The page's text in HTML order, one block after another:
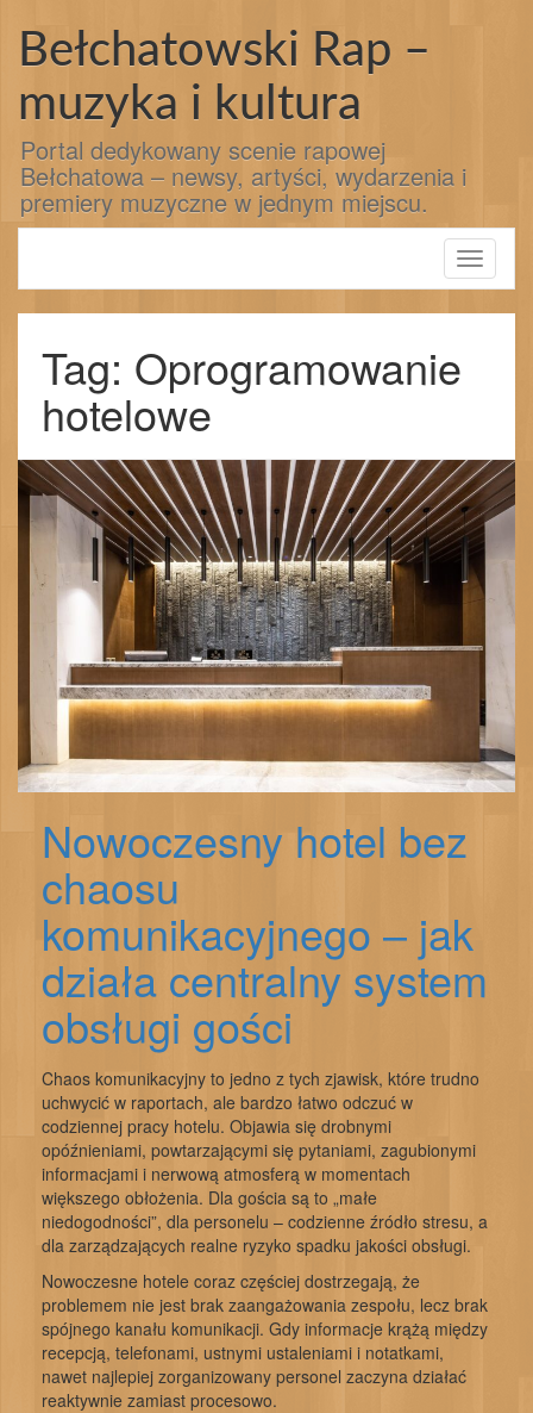
treściBełchatowski Rap –
muzyka i kultura
Portal dedykowany scenie rapowej
Bełchatowa – newsy, artyści, wydarzenia i
premiery muzyczne w jednym miejscu.
Toggle
Tag: Oprogramowanie
hotelowe
Nowoczesny hotel bez
chaosu
komunikacyjnego – jak
działa centralny system
obsługi gości
Chaos komunikacyjny to jedno z tych zjawisk, które trudno
uchwycić w raportach, ale bardzo łatwo odczuć w
codziennej pracy hotelu. Objawia się drobnymi
opóźnieniami, powtarzającymi się pytaniami, zagubionymi
informacjami i nerwową atmosferą w momentach
większego obłożenia. Dla gościa są to „małe
niedogodności”, dla personelu – codzienne źródło stresu, a
dla zarządzających realne ryzyko spadku jakości obsługi.
Nowoczesne hotele coraz częściej dostrzegają, że
problemem nie jest brak zaangażowania zespołu, lecz brak
spójnego kanału komunikacji. Gdy informacje krążą między
recepcją, telefonami, ustnymi ustaleniami i notatkami,
nawet najlepiej zorganizowany personel zaczyna działać
reaktywnie zamiast procesowo.